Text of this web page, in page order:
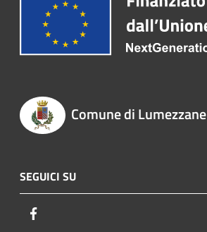
Comune di Lumezzane
SEGUICI SU